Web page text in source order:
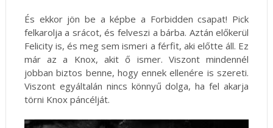
És ekkor jön be a képbe a Forbidden csapat! Pick
felkarolja a srácot, és felveszi a bárba. Aztán előkerül
Felicity is, és meg sem ismeri a férfit, aki előtte áll. Ez
már az a Knox, akit ő ismer. Viszont mindennél
jobban biztos benne, hogy ennek ellenére is szereti.
Viszont egyáltalán nincs könnyű dolga, ha fel akarja
törni Knox páncélját.